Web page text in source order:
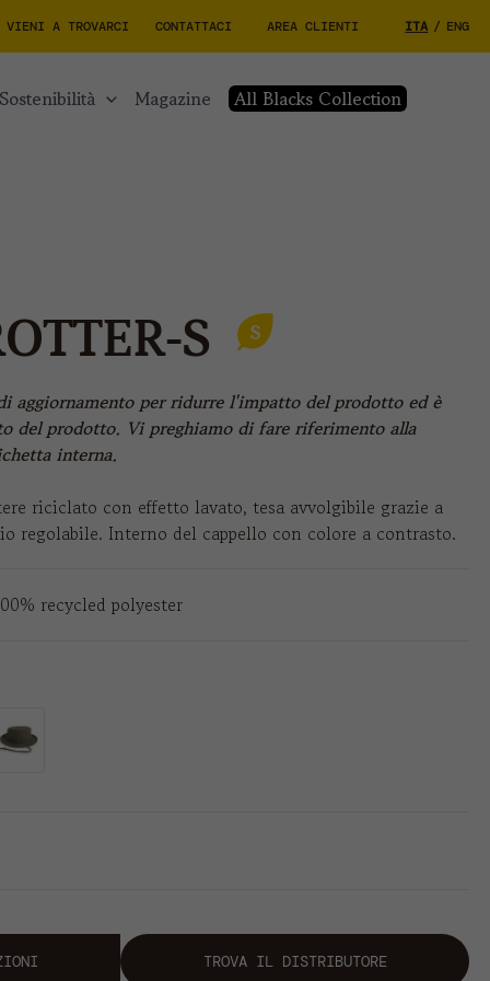
VIENI A TROVARCI CONTATTACI AREA CLIENTI ITA / ENG
sostenibilità magazine All Blacks Collection
S
aggiornamento per ridurre l'impatto del prodotto ed è
del prodotto. Vi preghiamo di fare riferimento alla
interna.
riciclato con effetto lavato, tesa avvolgibile grazie a
regolabile. Interno del cappello con colore a contrasto.
recycled polyester
TROVA IL DISTRIBUTORE